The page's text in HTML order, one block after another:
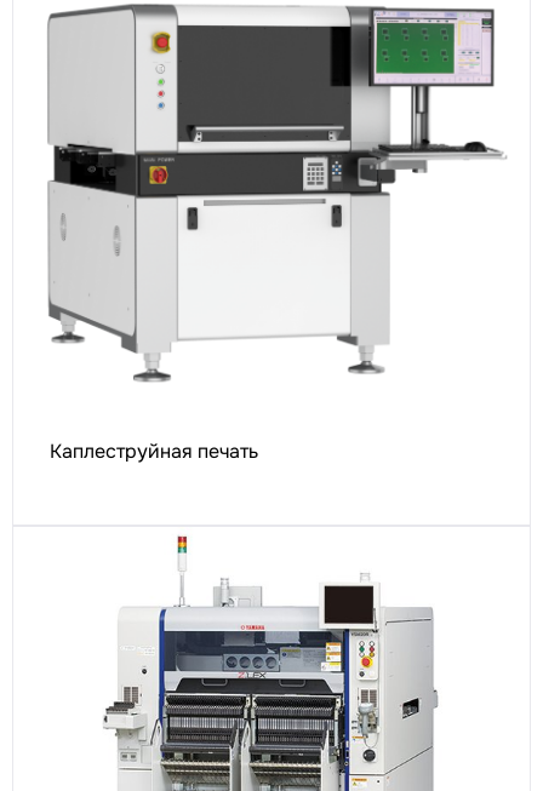
Каплеструйная печать